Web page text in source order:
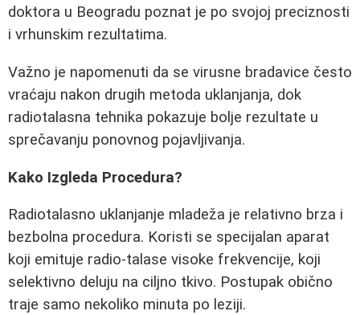
doktora u Beogradu poznat je po svojoj preciznosti
i vrhunskim rezultatima.
Važno je napomenuti da se virusne bradavice često
vraćaju nakon drugih metoda uklanjanja, dok
radiotalasna tehnika pokazuje bolje rezultate u
sprečavanju ponovnog pojavljivanja.
Kako Izgleda Procedura?
Radiotalasno uklanjanje mladeža je relativno brza i
bezbolna procedura. Koristi se specijalan aparat
koji emituje radio-talase visoke frekvencije, koji
selektivno deluju na ciljno tkivo. Postupak obično
traje samo nekoliko minuta po leziji.